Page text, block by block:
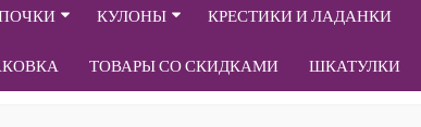
КУЛОНЫ КРЕСТИКИ И ЛАДАНКИ
ТОВАРЫ СО СКИДКАМИ ШКАТУЛКИ